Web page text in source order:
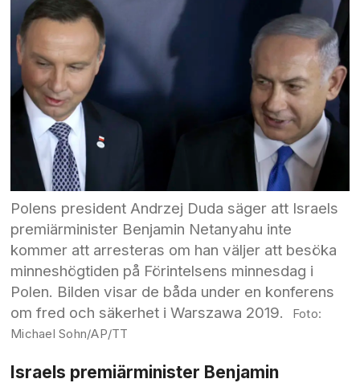
Polens president Andrzej Duda säger att Israels
premiärminister Benjamin Netanyahu inte
kommer att arresteras om han väljer att besöka
minneshögtiden på Förintelsens minnesdag i
Polen. Bilden visar de båda under en konferens
om fred och säkerhet i Warszawa 2019.
Michael Sohn/AP/TT
Israels premiärminister Benjamin